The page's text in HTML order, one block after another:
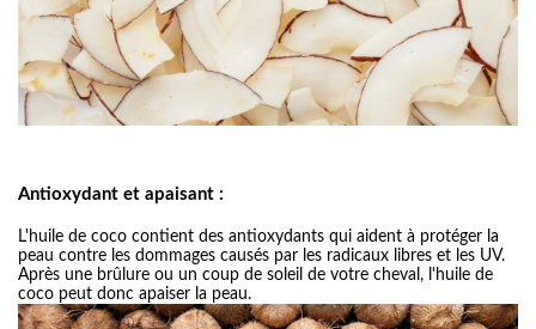
Antioxydant et apaisant :
L'huile de coco contient des antioxydants qui aident à protéger la
peau contre les dommages causés par les radicaux libres et les UV.
Après une brûlure ou un coup de soleil de votre cheval, l'huile de
coco peut donc apaiser la peau.